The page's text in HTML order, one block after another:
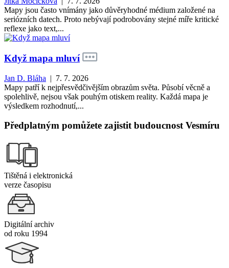
Mapy jsou často vnímány jako důvěryhodné médium založené na
seriózních datech. Proto nebývají podrobovány stejné míře kritické
reflexe jako text,...
Když mapa mluví
Jan D. Bláha | 7. 7. 2026
Mapy patří k nejpřesvědčivějším obrazům světa. Působí věcně a
spolehlivě, nejsou však pouhým otiskem reality. Každá mapa je
výsledkem rozhodnutí,...
Předplatným pomůžete zajistit budoucnost Vesmíru
Tištěná i elektronická
verze časopisu
Digitální archiv
od roku 1994